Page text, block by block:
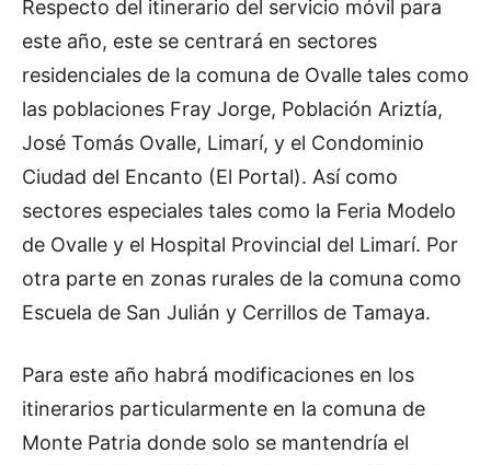
Respecto del itinerario del servicio móvil para
este año, este se centrará en sectores
residenciales de la comuna de Ovalle tales como
las poblaciones Fray Jorge, Población Ariztía,
José Tomás Ovalle, Limarí, y el Condominio
Ciudad del Encanto (El Portal). Así como
sectores especiales tales como la Feria Modelo
de Ovalle y el Hospital Provincial del Limarí. Por
otra parte en zonas rurales de la comuna como
Escuela de San Julián y Cerrillos de Tamaya.
Para este año habrá modificaciones en los
itinerarios particularmente en la comuna de
Monte Patria donde solo se mantendría el